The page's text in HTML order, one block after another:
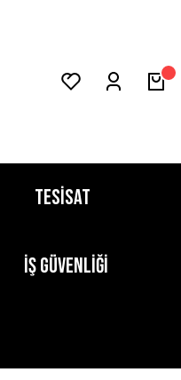
TESİSAT
İŞ GÜVENLİĞİ